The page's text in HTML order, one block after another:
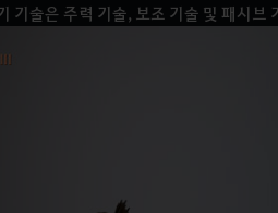
기술은 주력 기술, 보조 기술 및 패시브